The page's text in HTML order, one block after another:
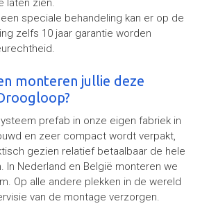
laten zien.
speciale behandeling kan er op de
zelfs 10 jaar garantie worden
monteren jullie deze
prefab in onze eigen fabriek in
en zeer compact wordt verpakt,
gezien relatief betaalbaar de hele
In Nederland en België monteren we
Op alle andere plekken in de wereld
van de montage verzorgen.